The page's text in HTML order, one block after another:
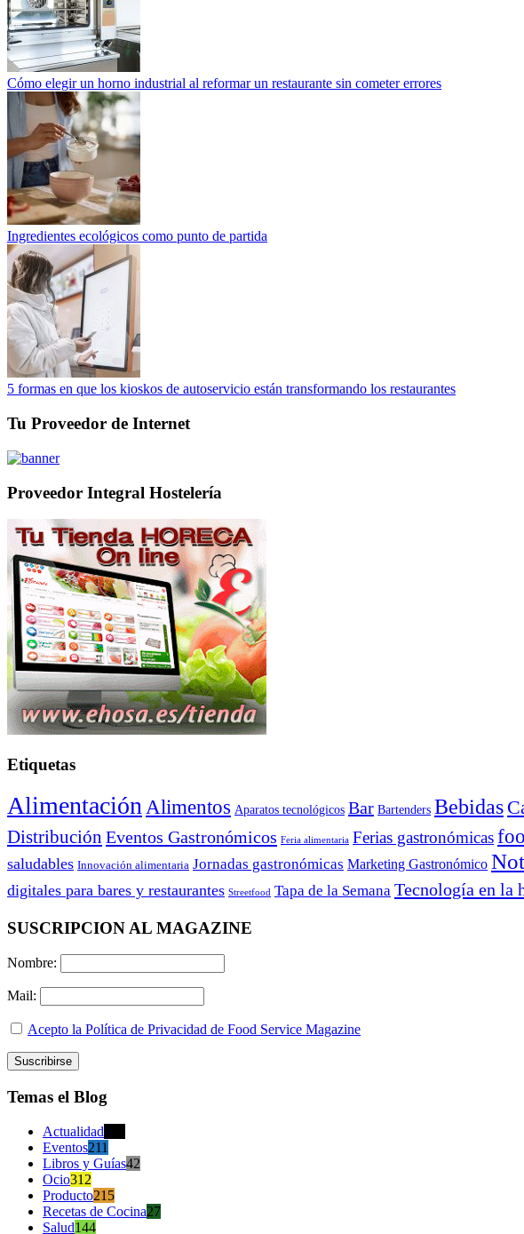
Cómo elegir un horno industrial al reformar un restaurante sin cometer errores
Ingredientes ecológicos como punto de partida
5 formas en que los kioskos de autoservicio están transformando los restaurantes
Tu Proveedor de Internet
Proveedor Integral Hostelería
Etiquetas
Alimentación Alimentos Aparatos tecnológicos Bar Bartenders Bebidas
Distribución Eventos Gastronómicos Feria alimentaria Ferias gastronómicas
saludables Innovación alimentaria Jornadas gastronómicas Marketing Gastronómico
digitales para bares y restaurantes Streetfood Tapa de la Semana Tecnología en la
SUSCRIPCION AL MAGAZINE
Nombre:
Mail:
Acepto la Política de Privacidad de Food Service Magazine
Temas el Blog
Actualidad
Eventos211
Libros y Guías42
Ocio312
Producto215
Recetas de Cocina27
Salud144